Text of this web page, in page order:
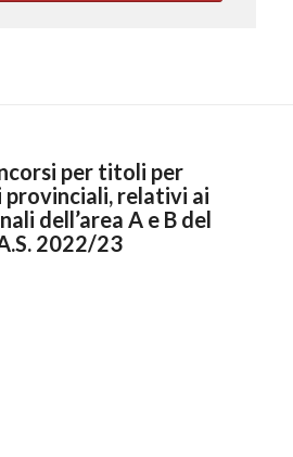
per titoli per
provinciali, relativi ai
dell’area A e B del
2022/23